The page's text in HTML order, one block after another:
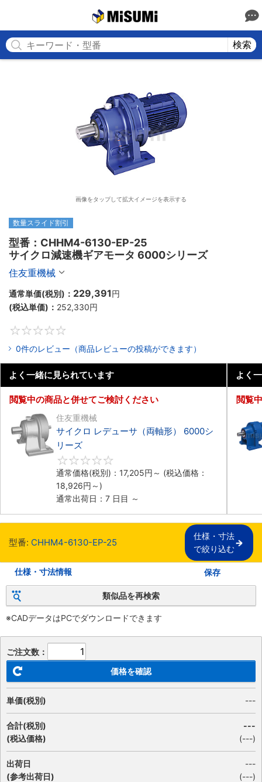
検索
画像をタップして拡大イメージを表示する
数量スライド割引
型番：CHHM4-6130-EP-25
サイクロ減速機ギアモータ 6000シリーズ
住友重機械
通常単価(税別)： 229,391円
(税込単価)： 252,330円
0件のレビュー（商品レビューの投稿ができます）
よく一緒に見られています
閲覧中の商品と併せてご検討ください
住友重機械
サイクロ レデューサ（両軸形） 6000シ
リーズ
通常価格(税別)： 17,205円 ～ (税込価格：
18,926円 ～)
通常出荷日：7 日目 ～
よく
閲覧
型番: CHHM4-6130-EP-25
仕様・寸法
で絞り込む
仕様・寸法情報 保存
類似品を再検索
※CADデータはPCでダウンロードできます
ご注文数：
価格を確認
単価(税別) ---
合計(税別)
(税込価格)
---
(---)
出荷日
(参考出荷日)
---
(---)